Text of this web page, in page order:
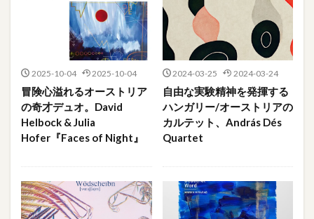
2025-10-04 2025-10-04
冒険心溢れるオーストリア
の奇才デュオ。David
Helbock & Julia
Hofer『Faces of Night』
2024-03-25 2024-03-24
自由な実験精神を発揮する
ハンガリー/オーストリアの
カルテット、András Dés
Quartet